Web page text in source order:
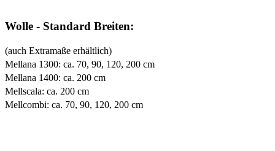
Wolle - Standard Breiten:
(auch Extramaße erhältlich)
Mellana 1300: ca. 70, 90, 120, 200 cm
Mellana 1400: ca. 200 cm
Mellscala: ca. 200 cm
Mellcombi: ca. 70, 90, 120, 200 cm